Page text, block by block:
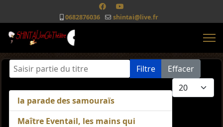
0682876036 shintai@live.fr
Saisir partie du titre Filtre
Effacer
Afficher #
la parade des samouraïs
Maître Eventail, les mains qui